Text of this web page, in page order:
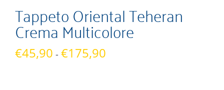
Tappeto Oriental Teheran
Crema Multicolore
€45,90 - €175,90